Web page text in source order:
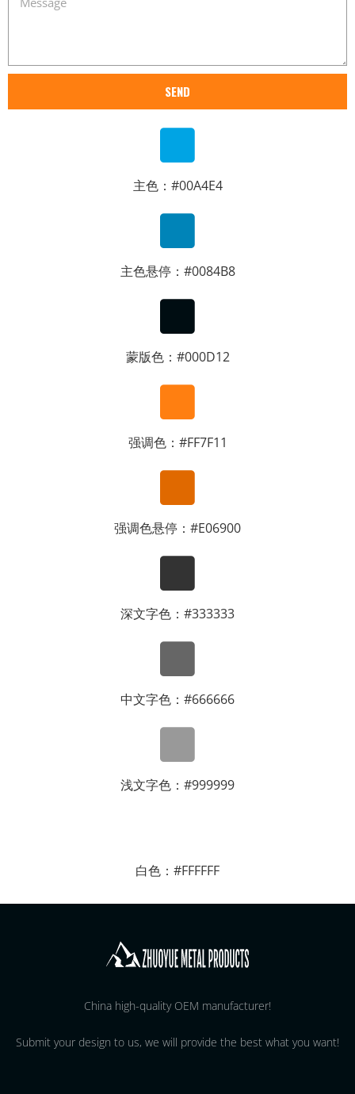
SEND
主色：#00A4E4
主色悬停：#0084B8
蒙版色：#000D12
强调色：#FF7F11
强调色悬停：#E06900
深文字色：#333333
中文字色：#666666
浅文字色：#999999
白色：#FFFFFF
China high-quality OEM manufacturer!
Submit your design to us, we will provide the best what you want!